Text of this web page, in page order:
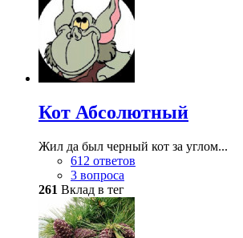
Кот Абсолютный
Жил да был черный кот за углом...
612 ответов
3 вопроса
261 Вклад в тег